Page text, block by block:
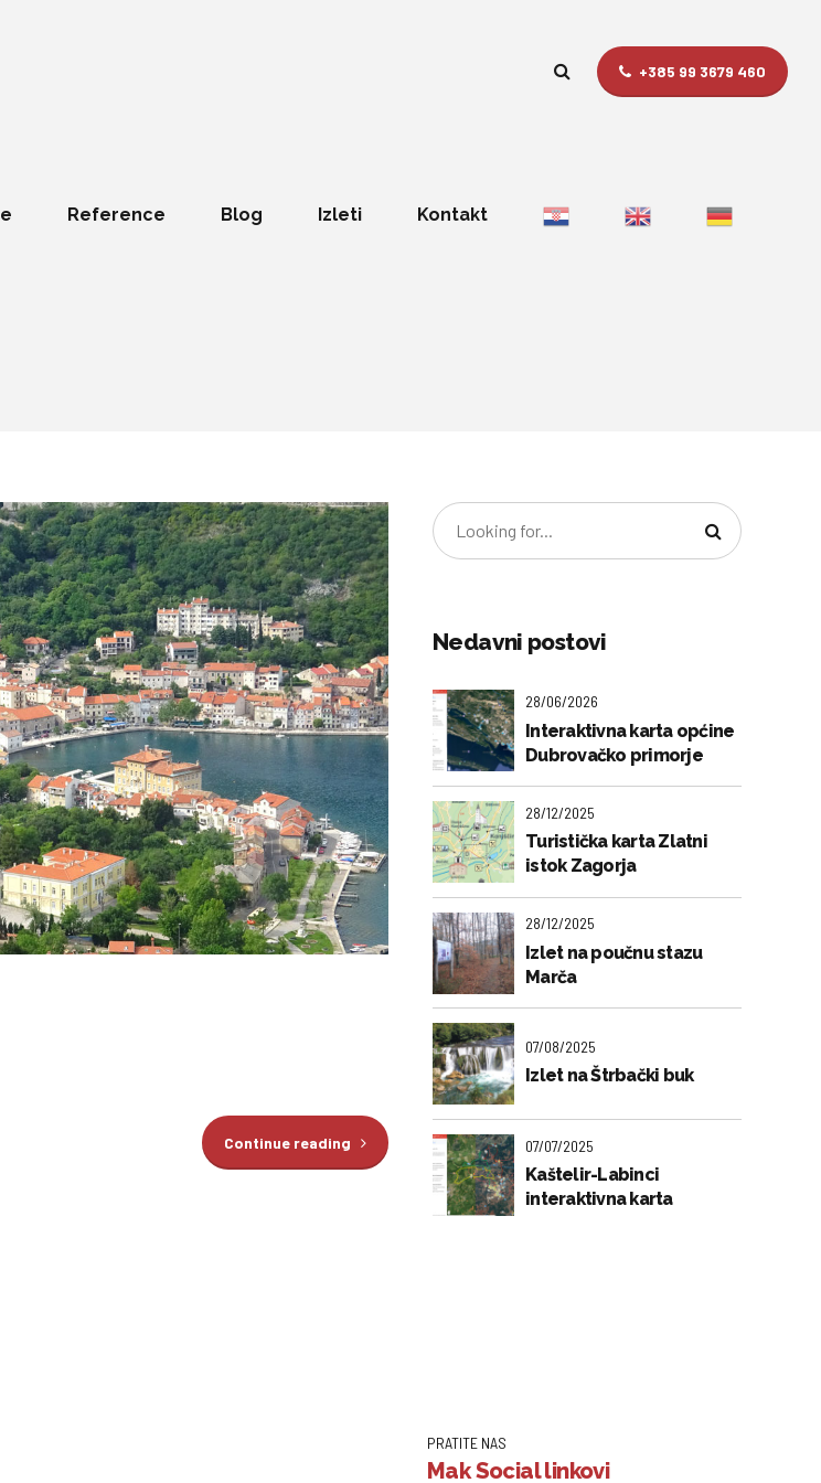
+385 99 3679 460
Reference Blog Izleti Kontakt
Continue reading
Nedavni postovi
28/06/2026
Interaktivna karta općine
Dubrovačko primorje
28/12/2025
Turistička karta Zlatni
istok Zagorja
28/12/2025
Izlet na poučnu stazu
Marča
07/08/2025
Izlet na Štrbački buk
07/07/2025
Kaštelir-Labinci
interaktivna karta
PRATITE NAS
Mak Social linkovi